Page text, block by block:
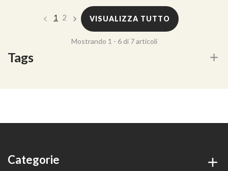
1 2 VISUALIZZA TUTTO
Mostrando 1 - 6 di 7 articoli
Tags
Categorie